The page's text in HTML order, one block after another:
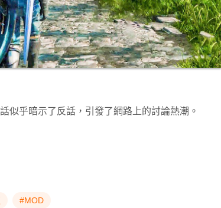
似乎暗示了反話，引發了網路上的討論熱潮。
#MOD